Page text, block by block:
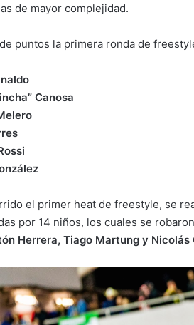
de mayor complejidad.
puntos la primera ronda de
Canosa
el primer heat de freestyle, se
por 14 niños, los cuales se
Herrera, Tiago Martung y Nicolás